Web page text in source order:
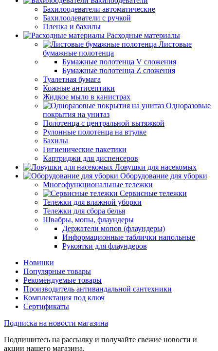
Бахилоодеватели автоматические
Бахилоодеватели с ручкой
Пленка и бахилы
Расходные материалы
Листовые
бумажные полотенца
Бумажные полотенца V сложения
Бумажные полотенца Z сложения
Туалетная бумага
Кожные антисептики
Жидкое мыло в канистрах
Одноразовые
покрытия на унитаз
Полотенца с центральной вытяжкой
Рулонные полотенца на втулке
Бахилы
Гигиенические пакетики
Картриджи для диспенсеров
Ловушки для насекомых
Оборудование для уборки
Многофункциональные тележки
Сервисные тележки
Тележки для влажной уборки
Тележки для сбора белья
Швабры, мопы, флаундеры
Держатели мопов (флаундеры)
Информационные таблички напольные
Рукоятки для флаундеров
Новинки
Популярные товары
Рекомендуемые товары
Производитель антивандальной сантехники
Комплектация под ключ
Сертификаты
Подписка на новости магазина
Подпишитесь на рассылку и получайте свежие новости и
акции нашего магазина.